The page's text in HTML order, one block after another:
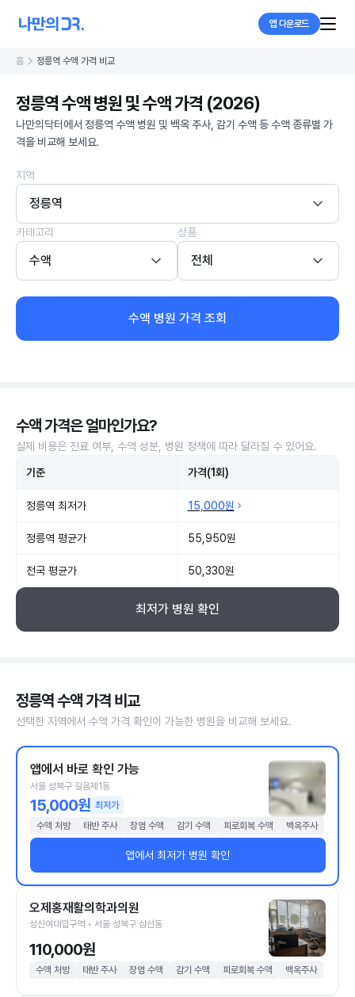
앱 다운로드
홈 정릉역 수액 가격 비교
정릉역 수액 병원 및 수액 가격 (2026)
나만의닥터에서 정릉역 수액 병원 및 백옥 주사, 감기 수액 등 수액 종류별 가
격을 비교해 보세요.
지역
정릉역
카테고리
수액
상품
전체
수액 병원 가격 조회
수액 가격은 얼마인가요?
실제 비용은 진료 여부, 수액 성분, 병원 정책에 따라 달라질 수 있어요.
기준 가격(1회)
정릉역 최저가 15,000원
정릉역 평균가 55,950원
전국 평균가 50,330원
최저가 병원 확인
정릉역 수액 가격 비교
선택한 지역에서 수액 가격 확인이 가능한 병원을 비교해 보세요.
앱에서 바로 확인 가능
서울 성북구 길음제1동
15,000원 최저가
수액 처방
태반 주사 장염 수액 감기 수액 피로회복 수액 백옥주사
앱에서 최저가 병원 확인
오제홍재활의학과의원
성신여대입구역 • 서울 성북구 삼선동
110,000원
수액 처방 태반 주사 장염 수액 감기 수액 피로회복 수액 백옥주사